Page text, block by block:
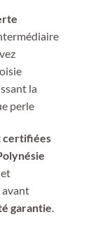
la
perle
certifiées
avant
garantie.